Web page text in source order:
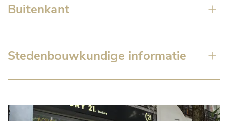
Buitenkant
Stedenbouwkundige informatie